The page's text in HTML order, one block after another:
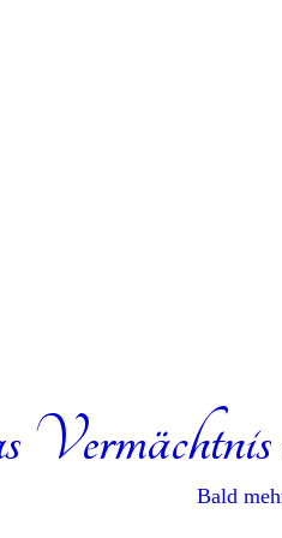
Bald